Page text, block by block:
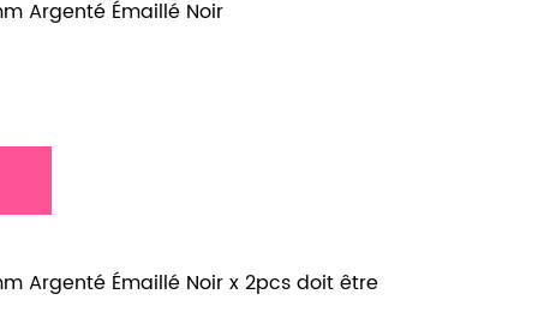
Argenté Émaillé Noir
Argenté Émaillé Noir x 2pcs doit être